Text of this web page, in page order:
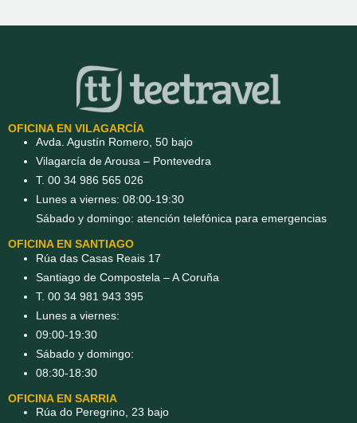
OFICINA EN VILAGARCÍA
Avda. Agustín Romero, 50 bajo
Vilagarcía de Arousa – Pontevedra
T. 00 34 986 565 026
Lunes a viernes: 08:00-19:30
Sábado y domingo: atención telefónica para emergencias
OFICINA EN SANTIAGO
Rúa das Casas Reais 17
Santiago de Compostela – A Coruña
T. 00 34 981 943 395
Lunes a viernes:
09:00-19:30
Sábado y domingo:
08:30-18:30
OFICINA EN SARRIA
Rúa do Peregrino, 23 bajo